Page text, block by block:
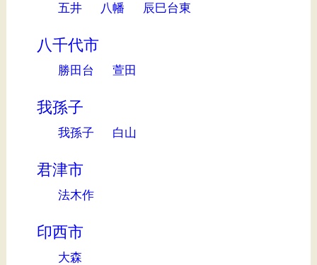
五井 八幡 辰巳台東
八千代市
勝田台 萱田
我孫子
我孫子 白山
君津市
法木作
印西市
大森